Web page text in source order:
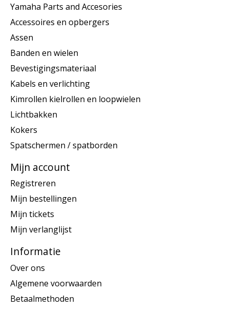
Yamaha Parts and Accesories
Accessoires en opbergers
Assen
Banden en wielen
Bevestigingsmateriaal
Kabels en verlichting
Kimrollen kielrollen en loopwielen
Lichtbakken
Kokers
Spatschermen / spatborden
Mijn account
Registreren
Mijn bestellingen
Mijn tickets
Mijn verlanglijst
Informatie
Over ons
Algemene voorwaarden
Betaalmethoden